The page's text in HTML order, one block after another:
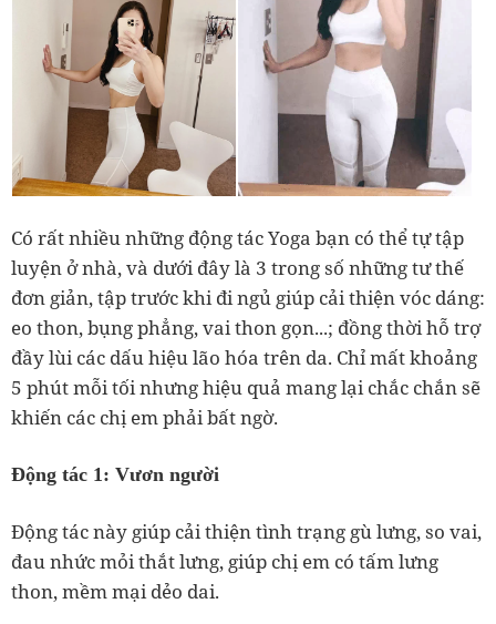
Có rất nhiều những động tác Yoga bạn có thể tự tập
luyện ở nhà, và dưới đây là 3 trong số những tư thế
đơn giản, tập trước khi đi ngủ giúp cải thiện vóc dáng:
eo thon, bụng phẳng, vai thon gọn...; đồng thời hỗ trợ
đầy lùi các dấu hiệu lão hóa trên da. Chỉ mất khoảng
5 phút mỗi tối nhưng hiệu quả mang lại chắc chắn sẽ
khiến các chị em phải bất ngờ.
Động tác 1: Vươn người
Động tác này giúp cải thiện tình trạng gù lưng, so vai,
đau nhức mỏi thắt lưng, giúp chị em có tấm lưng
thon, mềm mại dẻo dai.